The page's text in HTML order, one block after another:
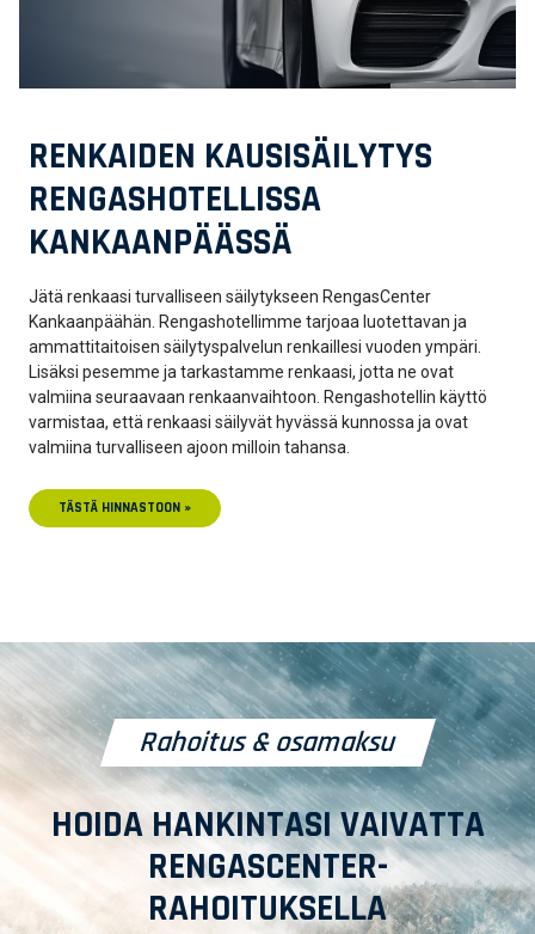
RENKAIDEN KAUSISÄILYTYS
RENGASHOTELLISSA
KANKAANPÄÄSSÄ
Jätä renkaasi turvalliseen säilytykseen RengasCenter
Kankaanpäähän. Rengashotellimme tarjoaa luotettavan ja
ammattitaitoisen säilytyspalvelun renkaillesi vuoden ympäri.
Lisäksi pesemme ja tarkastamme renkaasi, jotta ne ovat
valmiina seuraavaan renkaanvaihtoon. Rengashotellin käyttö
varmistaa, että renkaasi säilyvät hyvässä kunnossa ja ovat
valmiina turvalliseen ajoon milloin tahansa.
TÄSTÄ HINNASTOON »
Rahoitus & osamaksu
HOIDA HANKINTASI VAIVATTA
RENGASCENTER-
RAHOITUKSELLA